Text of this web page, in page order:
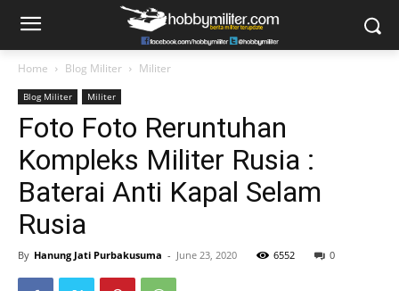
Home Blog Militer Militer
Blog Militer Militer
Foto Foto Reruntuhan
Kompleks Militer Rusia :
Baterai Anti Kapal Selam
Rusia
By Hanung Jati Purbakusuma - June 23, 2020 6552 0